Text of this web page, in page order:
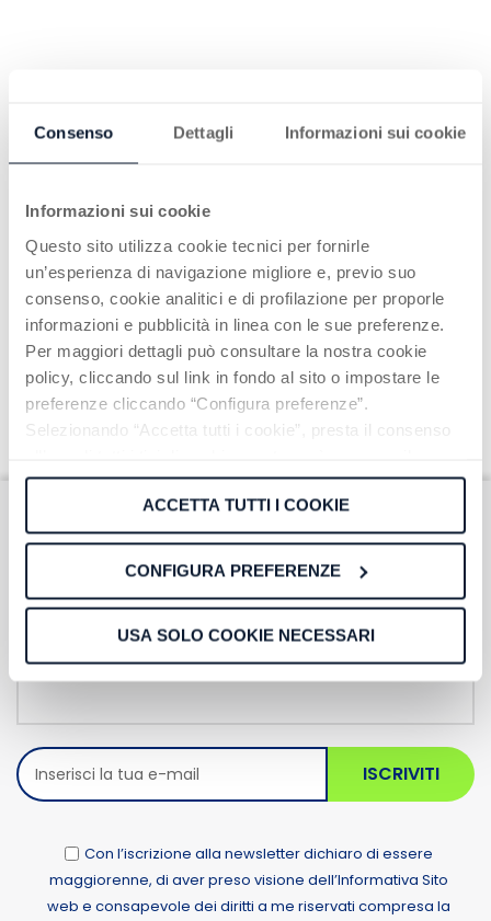
Consenso Dettagli Informazioni sui cookie
Informazioni sui cookie
Questo sito utilizza cookie tecnici per fornirle
un’esperienza di navigazione migliore e, previo suo
consenso, cookie analitici e di profilazione per proporle
informazioni e pubblicità in linea con le sue preferenze.
Per maggiori dettagli può consultare la nostra cookie
policy, cliccando sul link in fondo al sito o impostare le
preferenze cliccando “Configura preferenze”.
Selezionando “Accetta tutti i cookie”, presta il consenso
consenso cliccando su “Usa solo cookie necessari” e
saranno attivati i soli cookie tecnici necessari al corretto
funzionamento del sito.
ACCETTA TUTTI I COOKIE
CONFIGURA PREFERENZE
USA SOLO COOKIE NECESSARI
Iscriviti alla nostra
Newsletter
ISCRIVITI
Con l’iscrizione alla newsletter dichiaro di essere
maggiorenne, di aver preso visione dell’Informativa Sito
web e consapevole dei diritti a me riservati compresa la